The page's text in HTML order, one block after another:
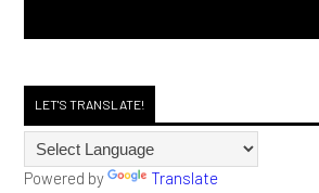
LET'S TRANSLATE!
Powered by Translate